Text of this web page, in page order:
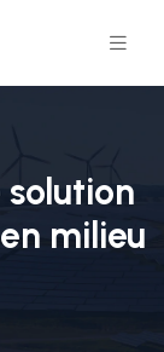
solution
milieu